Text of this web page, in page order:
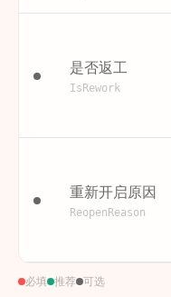
为何重要
获取方式
获取方式
示例
为何重要
获取方式
是否返工
IsRework
重新开启原因
ReopenReason
描述
必填 推荐 可选